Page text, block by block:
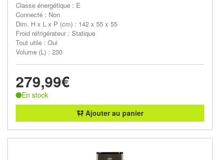
Classe énergétique : E
Connecté : Non
Dim. H x L x P (cm) : 142 x 55 x 55
Froid réfrigérateur : Statique
Tout utile : Oui
Volume (L) : 230
279,99€
En stock
Ajouter au panier